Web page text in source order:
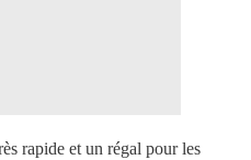
rapide et un régal pour les